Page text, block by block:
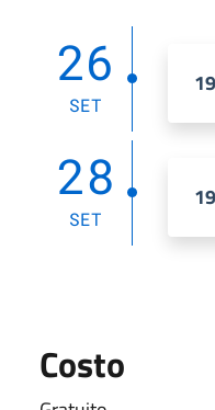
26
SET
28
SET
Costo